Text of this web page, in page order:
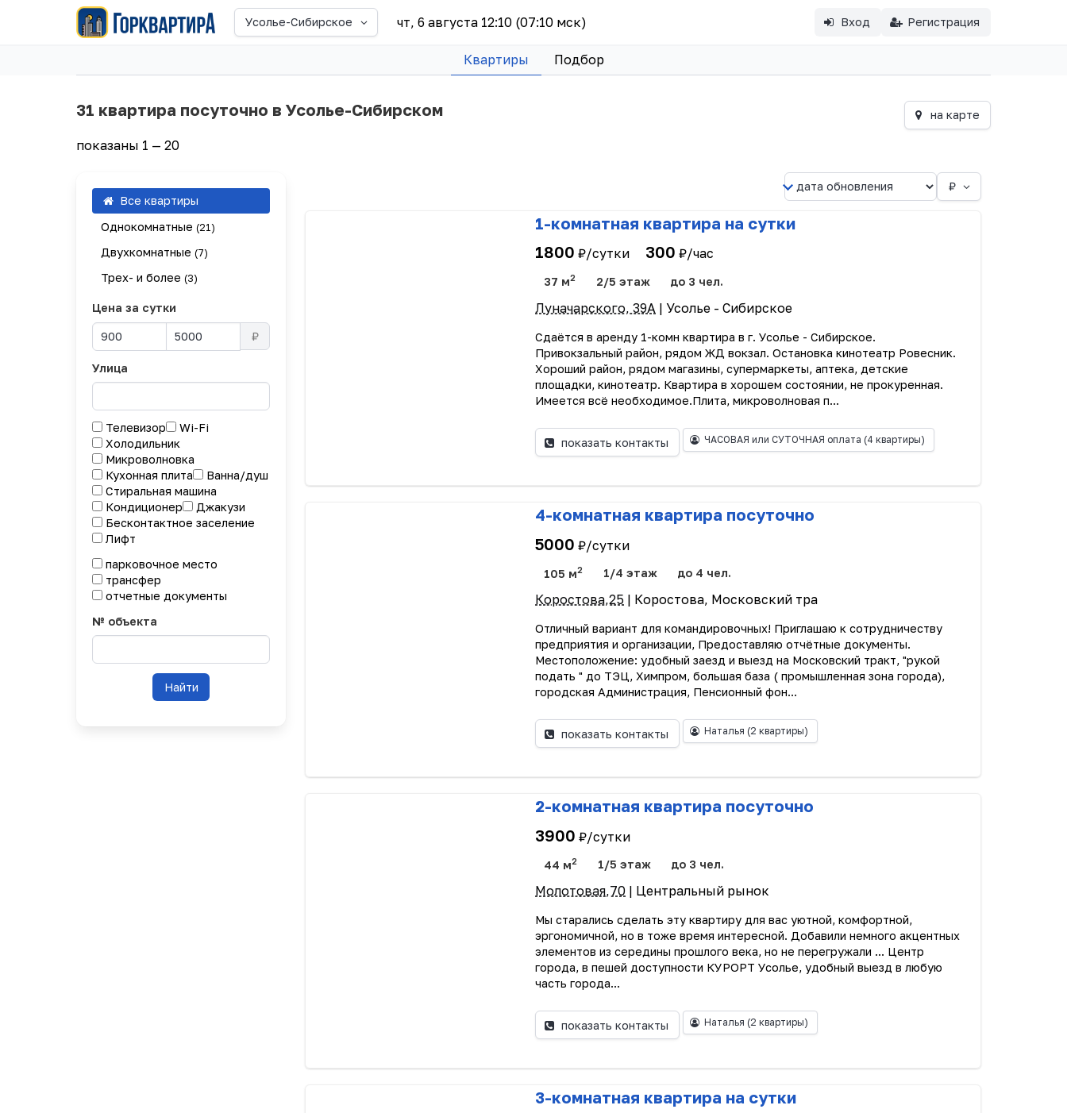
Усолье-Сибирское чт, 6 августа 12:10 (07:10 мск) Вход Регистрация
Квартиры Подбор
31 квартира посуточно в Усолье-Сибирском
показаны 1 — 20
на карте
Все квартиры
Однокомнатные (21)
Двухкомнатные (7)
Трех- и более (3)
Цена за сутки
₽
Улица
Телевизор
Wi-Fi
Холодильник
Микроволновка
Кухонная плита
Ванна/душ
Стиральная машина
Кондиционер
Джакузи
Бесконтактное заселение
Лифт
парковочное место
трансфер
отчетные документы
№ объекта
₽
1-комнатная квартира на сутки
1800 ₽/сутки 300 ₽/час
37 м2 2/5 этаж до 3 чел.
Луначарского, 39А | Усолье - Сибирское
Сдаётся в аренду 1-комн квартира в г. Усолье - Сибирское.
Привокзальный район, рядом ЖД вокзал. Остановка кинотеатр Ровесник.
Хороший район, рядом магазины, супермаркеты, аптека, детские
площадки, кинотеатр. Квартира в хорошем состоянии, не прокуренная.
Имеется всё необходимое.Плита, микроволновая п...
показать контакты ЧАСОВАЯ или СУТОЧНАЯ оплата (4 квартиры)
4-комнатная квартира посуточно
5000 ₽/сутки
105 м2 1/4 этаж до 4 чел.
Коростова,25 | Коростова, Московский тра
Отличный вариант для командировочных! Приглашаю к сотрудничеству
предприятия и организации, Предоставляю отчётные документы.
Местоположение: удобный заезд и выезд на Московский тракт, "рукой
подать " до ТЭЦ, Химпром, большая база ( промышленная зона города),
городская Администрация, Пенсионный фон...
показать контакты Наталья (2 квартиры)
2-комнатная квартира посуточно
3900 ₽/сутки
44 м2 1/5 этаж до 3 чел.
Молотовая,70 | Центральный рынок
Мы старались сделать эту квартиру для вас уютной, комфортной,
эргономичной, но в тоже время интересной. Добавили немного акцентных
элементов из середины прошлого века, но не перегружали ... Центр
города, в пешей доступности КУРОРТ Усолье, удобный выезд в любую
часть города...
показать контакты Наталья (2 квартиры)
3-комнатная квартира на сутки